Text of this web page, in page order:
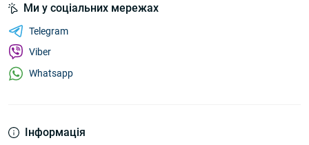
Інформація
Ми у соціальних мережах
Telegram
Viber
Whatsapp